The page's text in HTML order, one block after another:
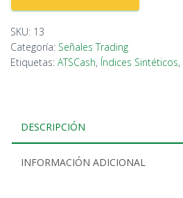
SKU: 13
Categoría: Señales Trading
Etiquetas: ATSCash, Índices Sintéticos,
DESCRIPCIÓN
INFORMACIÓN ADICIONAL